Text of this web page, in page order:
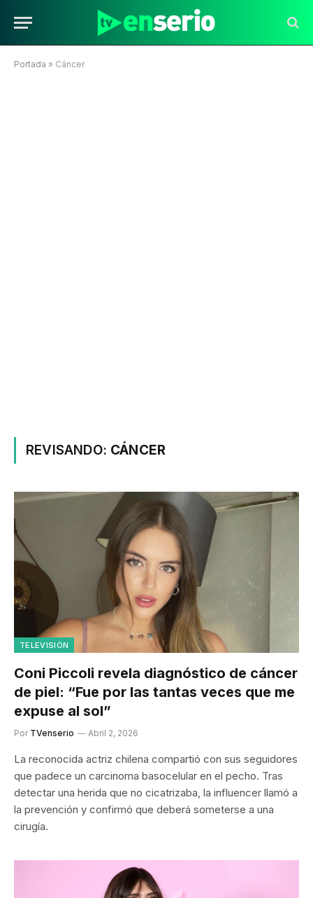
Portada » Cáncer
REVISANDO: CÁNCER
TELEVISIÓN
Coni Piccoli revela diagnóstico de cáncer
de piel: “Fue por las tantas veces que me
expuse al sol”
Por TVenserio Abril 2, 2026
La reconocida actriz chilena compartió con sus seguidores
que padece un carcinoma basocelular en el pecho. Tras
detectar una herida que no cicatrizaba, la influencer llamó a
la prevención y confirmó que deberá someterse a una
cirugía.